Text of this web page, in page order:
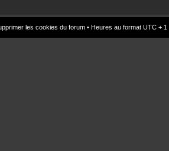
les cookies du forum • Heures au format UTC + 1